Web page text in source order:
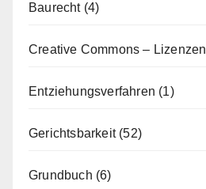
Baurecht(4)
Creative Commons – Lizenzen
Entziehungsverfahren (1)
Gerichtsbarkeit(52)
Grundbuch (6)